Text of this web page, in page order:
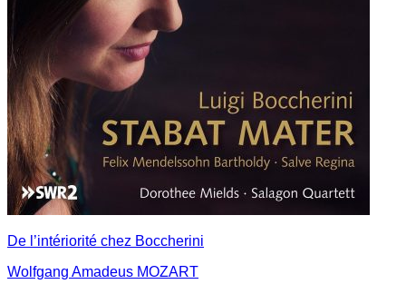
De l’intériorité chez Boccherini
Wolfgang Amadeus MOZART